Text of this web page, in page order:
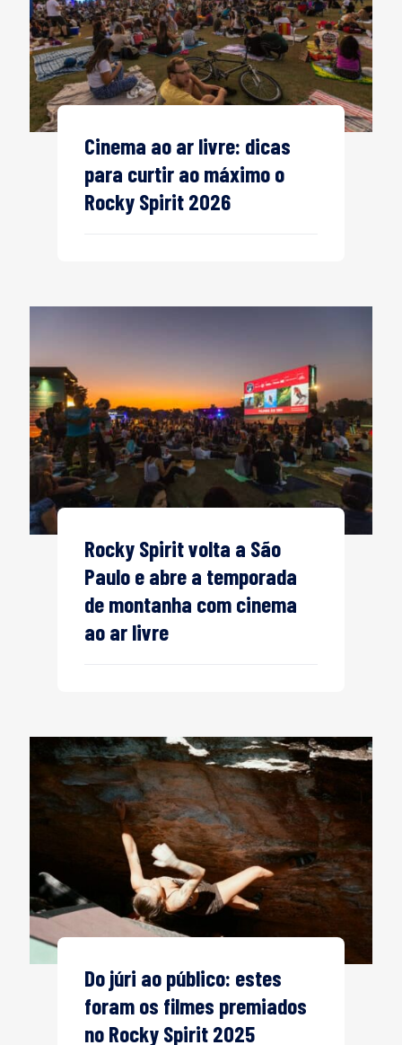
Cinema ao ar livre: dicas
para curtir ao máximo o
Rocky Spirit 2026
Rocky Spirit volta a São
Paulo e abre a temporada
de montanha com cinema
ao ar livre
Do júri ao público: estes
foram os filmes premiados
no Rocky Spirit 2025